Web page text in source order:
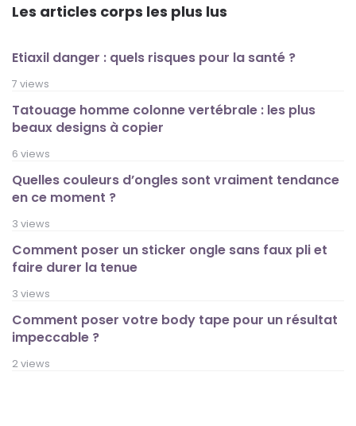
Les articles corps les plus lus
Etiaxil danger : quels risques pour la santé ?
7 views
Tatouage homme colonne vertébrale : les plus
beaux designs à copier
6 views
Quelles couleurs d’ongles sont vraiment tendance
en ce moment ?
3 views
Comment poser un sticker ongle sans faux pli et
faire durer la tenue
3 views
Comment poser votre body tape pour un résultat
impeccable ?
2 views